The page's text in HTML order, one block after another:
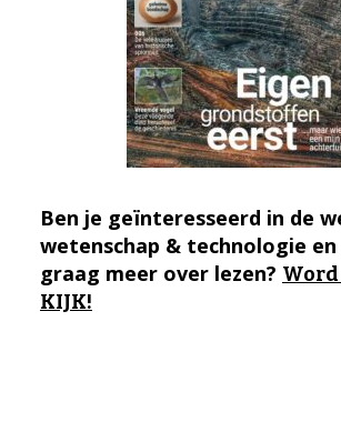
Ben je geïnteresseerd in de
wetenschap & technologie
graag meer over lezen?
KIJK!